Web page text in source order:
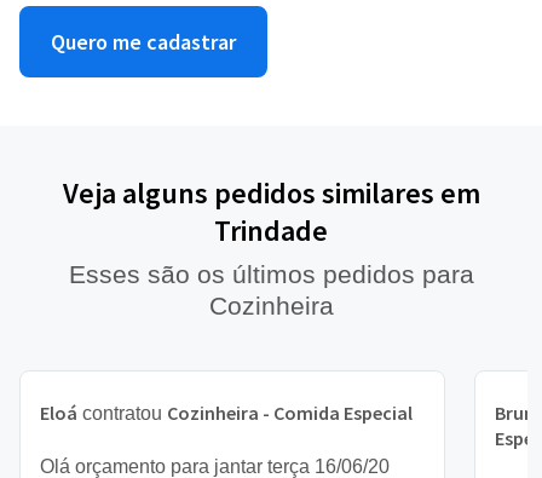
Quero me cadastrar
Veja alguns pedidos similares em
Trindade
Esses são os últimos pedidos para
Cozinheira
Eloá contratou Cozinheira - Comida Especial
Olá orçamento para jantar terça 16/06/20